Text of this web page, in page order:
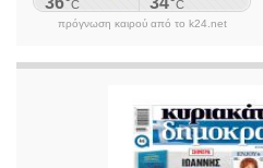
πρόγνωση καιρού από το k24.net